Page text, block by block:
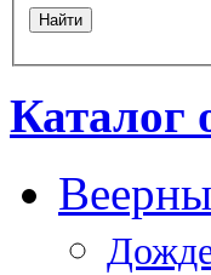
Каталог